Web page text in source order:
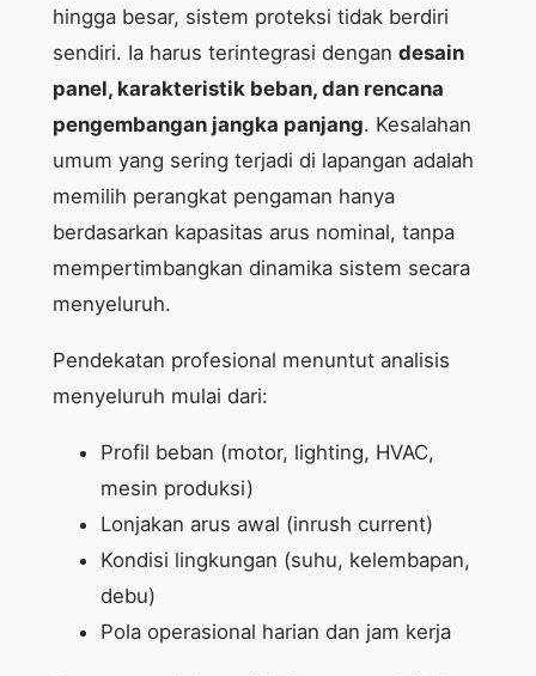
hingga besar, sistem proteksi tidak berdiri
sendiri. Ia harus terintegrasi dengan desain
panel, karakteristik beban, dan rencana
pengembangan jangka panjang. Kesalahan
umum yang sering terjadi di lapangan adalah
memilih perangkat pengaman hanya
berdasarkan kapasitas arus nominal, tanpa
mempertimbangkan dinamika sistem secara
menyeluruh.
Pendekatan profesional menuntut analisis
menyeluruh mulai dari:
Profil beban (motor, lighting, HVAC,
mesin produksi)
Lonjakan arus awal (inrush current)
Kondisi lingkungan (suhu, kelembapan,
debu)
Pola operasional harian dan jam kerja